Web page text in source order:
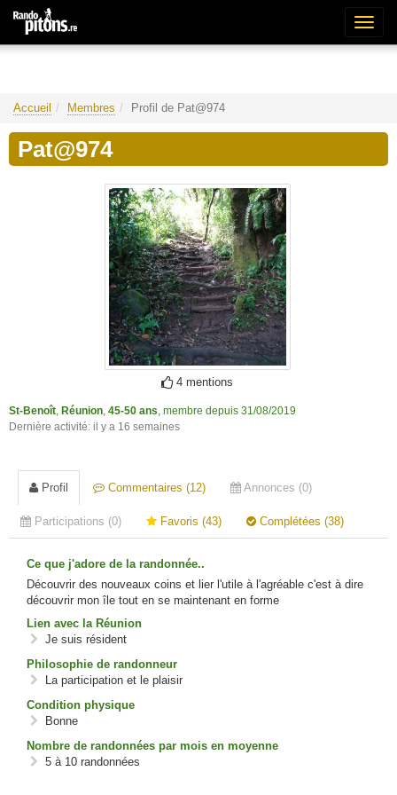
Accueil Membres Profil de Pat@974
Pat@974
4 mentions
St-Benoît Réunion 45-50 ans , membre depuis 31/08/2019
Dernière activité: il y a 16 semaines
Profil Commentaires (12) Annonces (0)
Participations (0) Favoris (43) Complétées (38)
Ce que j'adore de la randonnée..
Découvrir des nouveaux coins et lier l'utile à l'agréable c'est à dire
découvrir mon île tout en se maintenant en forme
Lien avec la Réunion
Je suis résident
Philosophie de randonneur
La participation et le plaisir
Condition physique
Bonne
Nombre de randonnées par mois en moyenne
5 à 10 randonnées